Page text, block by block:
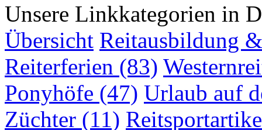
Unsere Linkkategorien in
Übersicht Reitausbildung
Reiterferien (83)
Ponyhöfe (47) Urlaub auf
Züchter (11)